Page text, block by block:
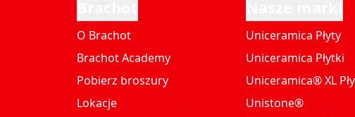
O Brachot
Brachot Academy
Pobierz broszury
Lokacje
Uniceramica Płyty
Uniceramica Płytki
Uniceramica® XL
Unistone®